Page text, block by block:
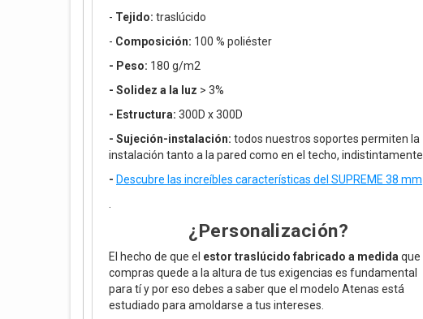
- Tejido: traslúcido
- Composición: 100 % poliéster
- Peso: 180 g/m2
- Solidez a la luz > 3%
- Estructura: 300D x 300D
- Sujeción-instalación: todos nuestros soportes permiten la
instalación tanto a la pared como en el techo, indistintamente.
- Descubre las increíbles características del SUPREME 38 mm
¿Personalización?
El hecho de que el estor traslúcido fabricado a medida que
compras quede a la altura de tus exigencias es fundamental
para tí y por eso debes a saber que el modelo Atenas está
estudiado para amoldarse a tus intereses.